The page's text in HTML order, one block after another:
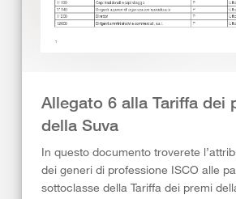
Allegato 6 alla Tariffa dei
della Suva
In questo documento troverete
dei generi di professione ISCO alle
sottoclasse della Tariffa dei premi